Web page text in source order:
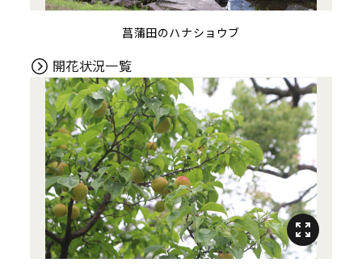
菖蒲田のハナショウブ
開花状況一覧